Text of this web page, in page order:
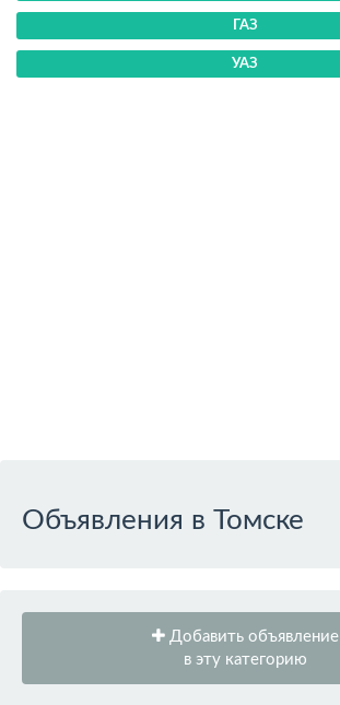
ГАЗ
УАЗ
Объявления в Томске
Добавить объявление
в эту категорию